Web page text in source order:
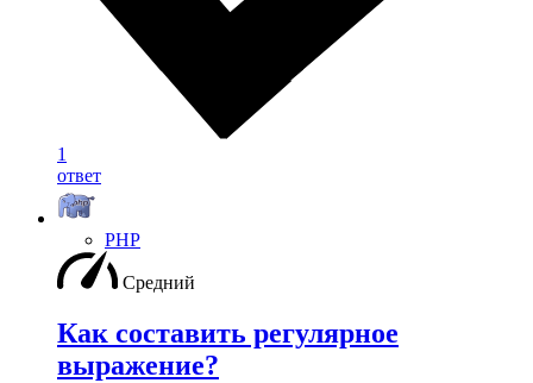
1
ответ
PHP
Средний
Как составить регулярное
выражение?